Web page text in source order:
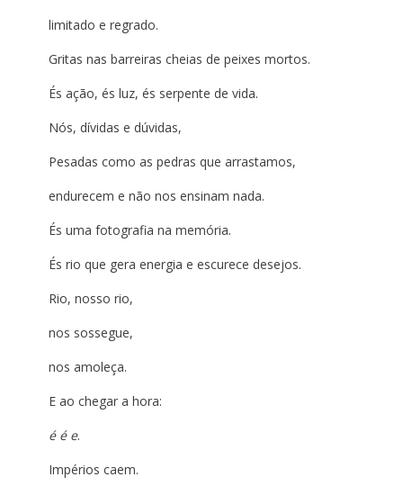
limitado e regrado.
Gritas nas barreiras cheias de peixes mortos.
És ação, és luz, és serpente de vida.
Nós, dívidas e dúvidas,
Pesadas como as pedras que arrastamos,
endurecem e não nos ensinam nada.
És uma fotografia na memória.
És rio que gera energia e escurece desejos.
Rio, nosso rio,
nos sossegue,
nos amoleça.
E ao chegar a hora:
é é e.
Impérios caem.